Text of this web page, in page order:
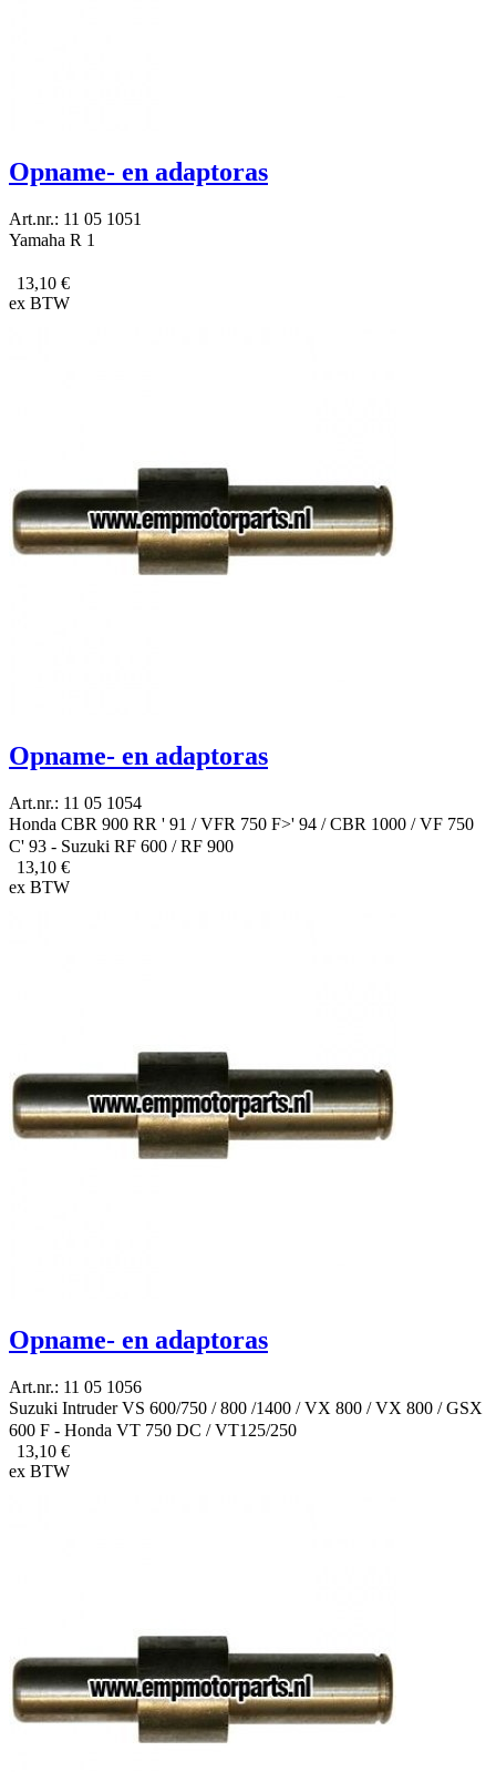
Opname- en adaptoras
Art.nr.: 11 05 1051
Yamaha R 1
13,10 €
ex BTW
Opname- en adaptoras
Art.nr.: 11 05 1054
Honda CBR 900 RR ' 91 / VFR 750 F>' 94 / CBR 1000 / VF 750
C' 93 - Suzuki RF 600 / RF 900
13,10 €
ex BTW
Opname- en adaptoras
Art.nr.: 11 05 1056
Suzuki Intruder VS 600/750 / 800 /1400 / VX 800 / VX 800 / GSX
600 F - Honda VT 750 DC / VT125/250
13,10 €
ex BTW